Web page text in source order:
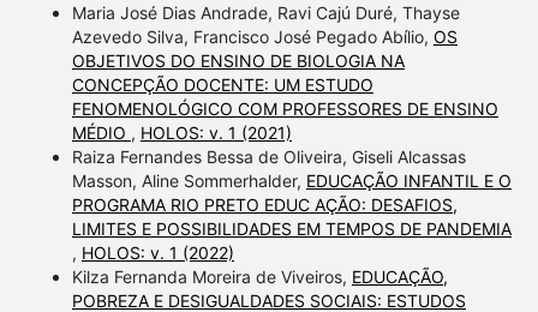
Maria José Dias Andrade, Ravi Cajú Duré, Thayse
Azevedo Silva, Francisco José Pegado Abílio, OS
OBJETIVOS DO ENSINO DE BIOLOGIA NA
CONCEPÇÃO DOCENTE: UM ESTUDO
FENOMENOLÓGICO COM PROFESSORES DE ENSINO
MÉDIO , HOLOS: v. 1 (2021)
Raiza Fernandes Bessa de Oliveira, Giseli Alcassas
Masson, Aline Sommerhalder, EDUCAÇÃO INFANTIL E O
PROGRAMA RIO PRETO EDUC AÇÃO: DESAFIOS,
LIMITES E POSSIBILIDADES EM TEMPOS DE PANDEMIA
, HOLOS: v. 1 (2022)
Kilza Fernanda Moreira de Viveiros, EDUCAÇÃO,
POBREZA E DESIGUALDADES SOCIAIS: ESTUDOS